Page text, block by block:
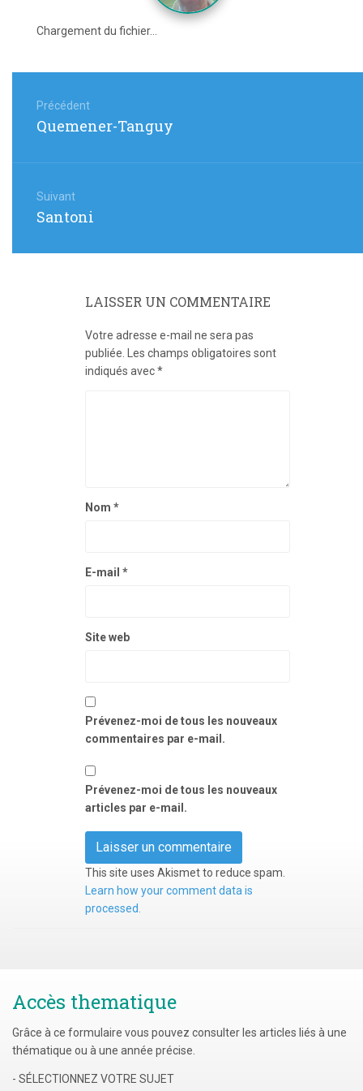
Chargement du fichier...
de
l’article
Précédent
Article
Quemener-Tanguy
Suivant
Article
Santoni
LAISSER UN COMMENTAIRE
Votre adresse e-mail ne sera pas
publiée.
Les champs obligatoires sont
indiqués avec*
Nom *
E-mail *
Site web
Prévenez-moi de tous les nouveaux
commentaires par e-mail.
Prévenez-moi de tous les nouveaux
articles par e-mail.
This site uses Akismet to reduce spam.
Learn how your comment data is
processed.
Accès thematique
Grâce à ce formulaire vous pouvez consulter les articles liés à une
thématique ou à une année précise.
- SÉLECTIONNEZ VOTRE SUJET